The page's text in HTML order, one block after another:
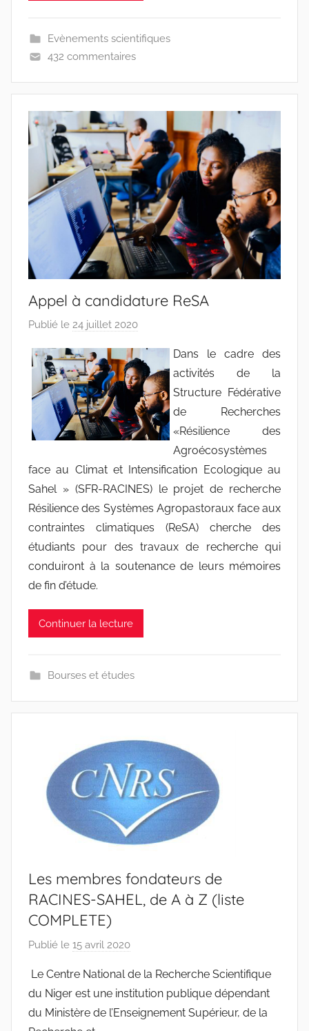
Evènements scientifiques
432 commentaires
Appel à candidature ReSA
Publié le 24 juillet 2020
r
r
a
c
i
e
s
-
p
Dans le cadre des
activités de la
Structure Fédérative
de Recherches
«Résilience des
Agroécosystèmes
face au Climat et Intensification Ecologique au
Sahel » (SFR-RACINES) le projet de recherche
Résilience des Systèmes Agropastoraux face aux
contraintes climatiques (ReSA) cherche des
étudiants pour des travaux de recherche qui
conduiront à la soutenance de leurs mémoires
de fin d’étude.
Continuer la lecture
Bourses et études
Les membres fondateurs de
RACINES-SAHEL, de A à Z (liste
COMPLETE)
Publié le 15 avril 2020
r
r
a
Le Centre National de la Recherche Scientifique
du Niger est une institution publique dépendant
du Ministère de l’Enseignement Supérieur, de la